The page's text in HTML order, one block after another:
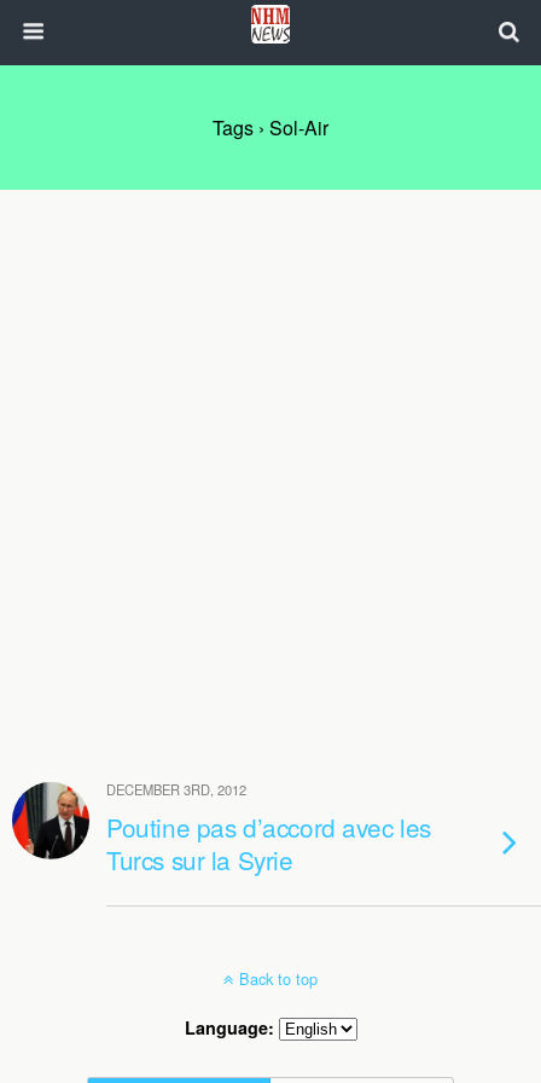
Tags › Sol-Air
DECEMBER 3RD, 2012
Poutine pas d’accord avec les
Turcs sur la Syrie
Back to top
Language: